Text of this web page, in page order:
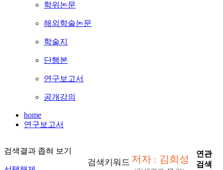
학위논문
해외학술논문
학술지
단행본
연구보고서
공개강의
home
연구보고서
검색결과 좁혀 보기
검색키워드 저자 : 김희성
연관
검색